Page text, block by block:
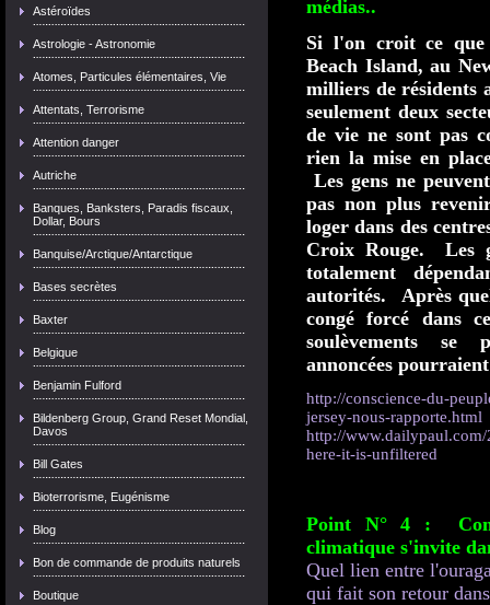
Astéroïdes
Astrologie - Astronomie
Atomes, Particules élémentaires, Vie
Attentats, Terrorisme
Attention danger
Autriche
Banques, Banksters, Paradis fiscaux,
Dollar, Bours
Banquise/Arctique/Antarctique
Bases secrètes
Baxter
Belgique
Benjamin Fulford
Bildenberg Group, Grand Reset Mondial,
Davos
Bill Gates
Bioterrorisme, Eugénisme
Blog
Bon de commande de produits naturels
Boutique
médias..
Si l'on croit ce que
Beach Island, au
milliers de résidents
seulement deux
de vie ne sont pas
rien la mise en
Les gens ne
pas non plus
loger dans des
Croix Rouge. Les
totalement
autorités. Après
congé forcé dans
soulèvements se
annoncées
http://conscience-du-
jersey-nous-rapporte.html
http://
here-it-is-unfiltered
Point N° 4 :
climatique s'invite
Quel lien entre
qui fait son retour